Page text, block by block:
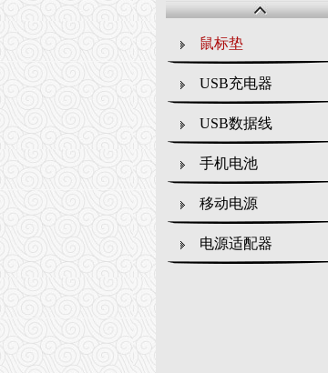
鼠标垫
USB充电器
USB数据线
手机电池
移动电源
电源适配器